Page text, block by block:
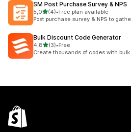
SM Post Purchase Survey & NPS
5,0/ 5 tähteä
(4)
4 arvostelua yhteensä
•Free plan available
Post purchase survey & NPS to
Bulk Discount Code Generator
4,8/ 5 tähteä
(3)
3 arvostelua yhteensä
•Free
Create thousands of codes with